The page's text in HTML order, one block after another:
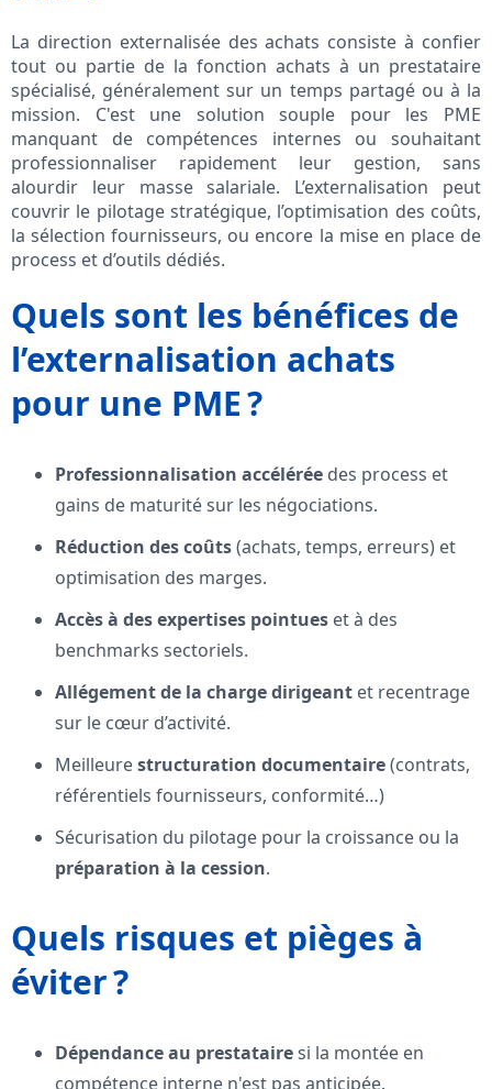
La direction externalisée des achats consiste à confier
tout ou partie de la fonction achats à un prestataire
spécialisé, généralement sur un temps partagé ou à la
mission. C'est une solution souple pour les PME
manquant de compétences internes ou souhaitant
professionnaliser rapidement leur gestion, sans
alourdir leur masse salariale. L’externalisation peut
couvrir le pilotage stratégique, l’optimisation des coûts,
la sélection fournisseurs, ou encore la mise en place de
process et d’outils dédiés.
Quels sont les bénéfices de
l’externalisation achats
pour une PME ?
Professionnalisation accélérée des process et
gains de maturité sur les négociations.
Réduction des coûts(achats, temps, erreurs) et
optimisation des marges.
Accès à des expertises pointues et à des
benchmarks sectoriels.
Allégement de la charge dirigeant et recentrage
sur le cœur d’activité.
Meilleurestructuration documentaire(contrats,
référentiels fournisseurs, conformité…)
Sécurisation du pilotage pour la croissance ou la
préparation à la cession.
Quels risques et pièges à
éviter ?
Dépendance au prestatairesi la montée en
compétence interne n'est pas anticipée.